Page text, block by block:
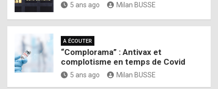
5 ans ago Milan BUSSE
A ÉCOUTER
“Complorama” : Antivax et
complotisme en temps de Covid
5 ans ago Milan BUSSE